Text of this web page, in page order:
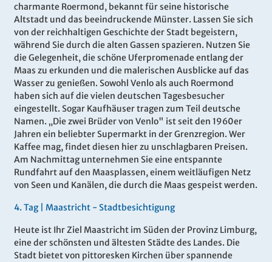
charmante Roermond, bekannt für seine historische
Altstadt und das beeindruckende Münster. Lassen Sie sich
von der reichhaltigen Geschichte der Stadt begeistern,
während Sie durch die alten Gassen spazieren. Nutzen Sie
die Gelegenheit, die schöne Uferpromenade entlang der
Maas zu erkunden und die malerischen Ausblicke auf das
Wasser zu genießen. Sowohl Venlo als auch Roermond
haben sich auf die vielen deutschen Tagesbesucher
eingestellt. Sogar Kaufhäuser tragen zum Teil deutsche
Namen. „Die zwei Brüder von Venlo" ist seit den 1960er
Jahren ein beliebter Supermarkt in der Grenzregion. Wer
Kaffee mag, findet diesen hier zu unschlagbaren Preisen.
Am Nachmittag unternehmen Sie eine entspannte
Rundfahrt auf den Maasplassen, einem weitläufigen Netz
von Seen und Kanälen, die durch die Maas gespeist werden.
4. Tag | Maastricht - Stadtbesichtigung
Heute ist Ihr Ziel Maastricht im Süden der Provinz Limburg,
eine der schönsten und ältesten Städte des Landes. Die
Stadt bietet von pittoresken Kirchen über spannende